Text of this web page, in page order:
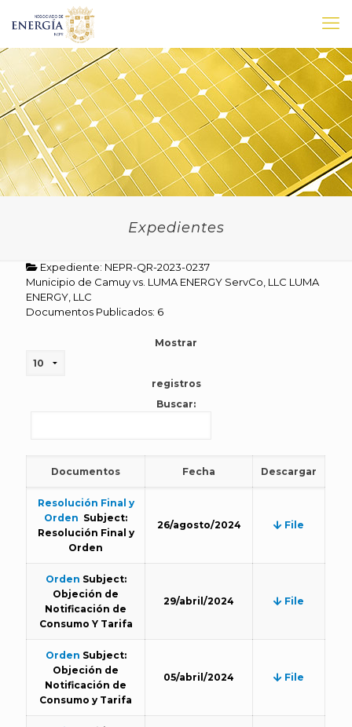
Expedientes
Expediente: NEPR-QR-2023-0237
Municipio de Camuy vs. LUMA ENERGY ServCo, LLC LUMA
ENERGY, LLC
Documentos Publicados: 6
Mostrar
registros
Buscar:
Documentos Fecha Descargar
Resolución Final y
Orden Subject:
Resolución Final y
Orden
26/agosto/2024 File
Orden Subject:
Objeción de
Notificación de
Consumo Y Tarifa
29/abril/2024 File
Orden Subject:
Objeción de
Notificación de
Consumo y Tarifa
05/abril/2024 File